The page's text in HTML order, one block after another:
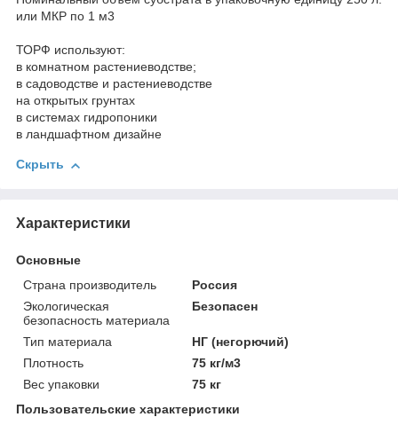
или МКР по 1 м3
ТОРФ используют:
в комнатном растениеводстве;
в садоводстве и растениеводстве
на открытых грунтах
в системах гидропоники
в ландшафтном дизайне
Скрыть
Характеристики
Основные
Страна производитель
Россия
Экологическая
безопасность материала
Безопасен
Тип материала
НГ (негорючий)
Плотность
75 кг/м3
Вес упаковки
75 кг
Пользовательские характеристики